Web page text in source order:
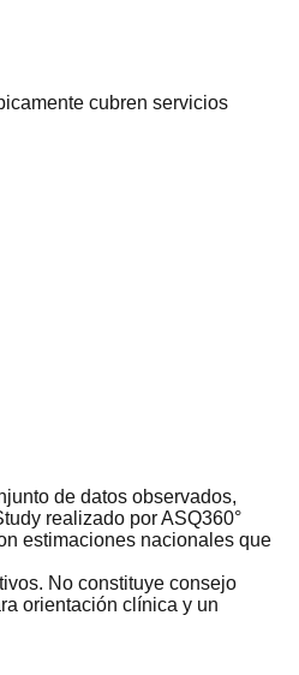
cubren servicios
de datos observados,
realizado por ASQ360°
estimaciones nacionales que
No constituye consejo
orientación clínica y un